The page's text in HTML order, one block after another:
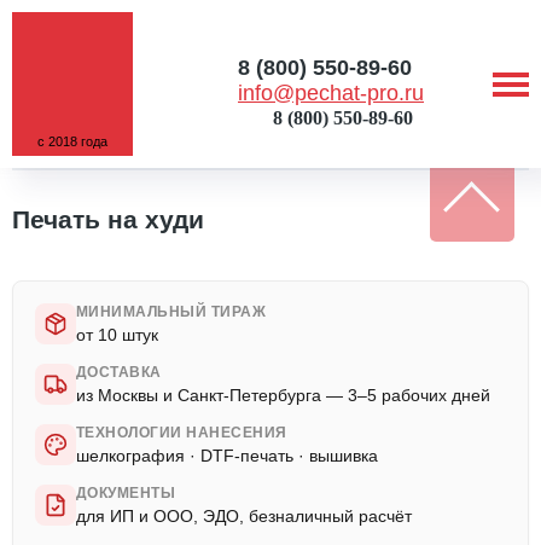
с 2018 года
info@pechat-pro.ru
8 (800) 550-89-60
8 (800) 550-89-60
ГЛАВНАЯ/
Печать на худи
МИНИМАЛЬНЫЙ ТИРАЖ
от 10 штук
ДОСТАВКА
из Москвы и Санкт-Петербурга — 3–5 рабочих дней
ТЕХНОЛОГИИ НАНЕСЕНИЯ
шелкография · DTF-печать · вышивка
ДОКУМЕНТЫ
для ИП и ООО, ЭДО, безналичный расчёт